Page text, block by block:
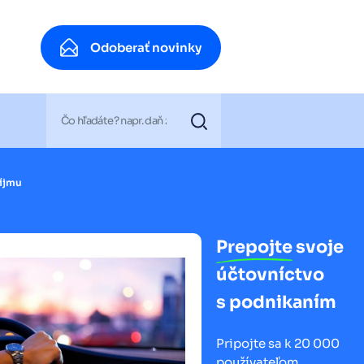
Odoberať novinky
Prepojtesvoje
účtovníctvo
s podnikaním
Pripojte sa k 20 000